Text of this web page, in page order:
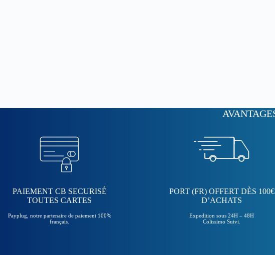
PAIEMENT CB SECURISÉ
TOUTES CARTES
Payplug, notre partenaire de paiement 100%
français.
PORT (FR) OFFERT DÈS 100€
D’ACHATS
Expedition sous 24H – 48H
Colissimo Suivi.